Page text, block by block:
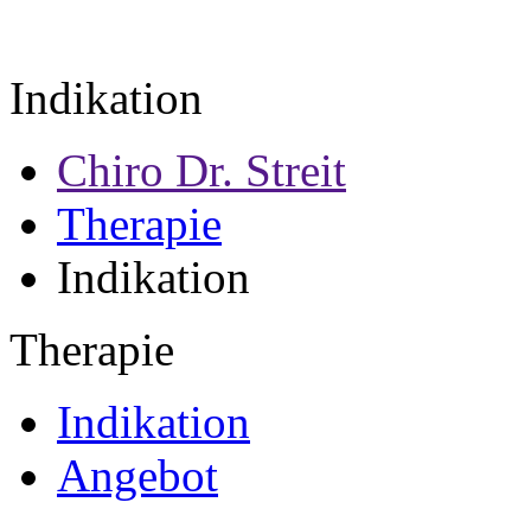
Indikation
Chiro Dr. Streit
Therapie
Indikation
Therapie
Indikation
Angebot